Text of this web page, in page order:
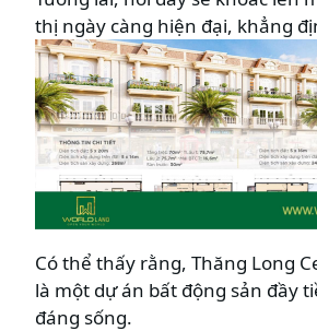
thị ngày càng hiện đại, khẳng
Có thể thấy rằng, Thăng Long
là một dự án bất động sản đầy
đáng sống.